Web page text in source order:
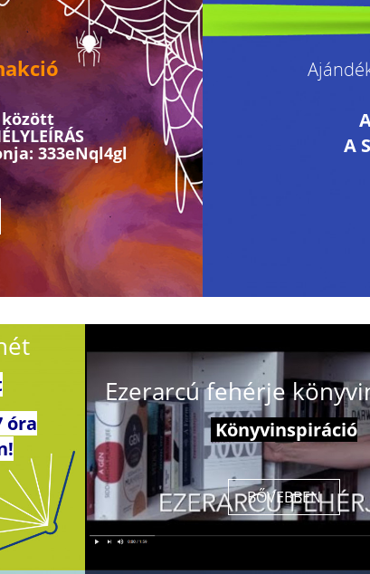
között
333eNql4gl
A
óra
Ezerarcú fehérje
Könyvinspiráció
BŐVEBBEN